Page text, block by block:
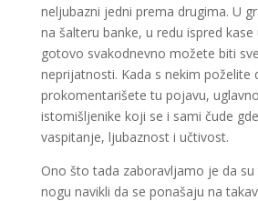
neljubazni jedni prema drugima. U
na šalteru banke, u redu ispred
gotovo svakodnevno možete biti
neprijatnosti. Kada s nekim poželite
prokomentarišete tu pojavu,
istomišljenike koji se i sami čude
vaspitanje, ljubaznost i učtivost.
Ono što tada zaboravljamo je da
nogu navikli da se ponašaju na